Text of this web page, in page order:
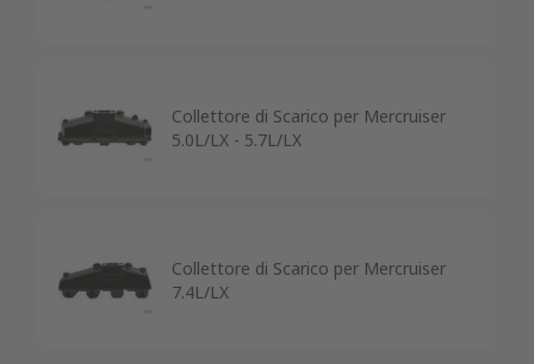
Collettore di Scarico per Mercruiser
5.0L/LX - 5.7L/LX
Collettore di Scarico per Mercruiser
7.4L/LX